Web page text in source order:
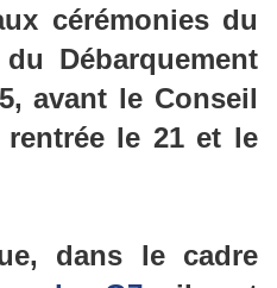
cérémonies du
Débarquement
avant le Conseil
le 21 et le
dans le cadre